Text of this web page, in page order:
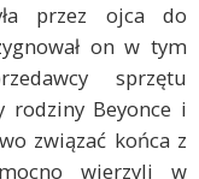
przez ojca do
on w tym
sprzętu
rodziny Beyonce i
związać końca z
wierzyli w